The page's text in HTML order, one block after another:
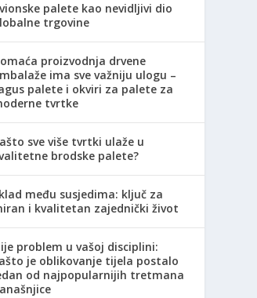
palete kao nevidljivi dio
trgovine
proizvodnja drvene
ima sve važniju ulogu –
palete i okviri za palete za
tvrtke
sve više tvrtki ulaže u
brodske palete?
među susjedima: ključ za
i kvalitetan zajednički život
problem u vašoj disciplini:
je oblikovanje tijela postalo
od najpopularnijih tretmana